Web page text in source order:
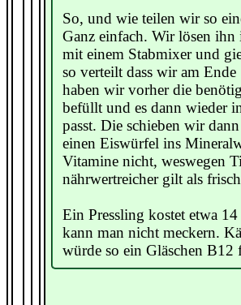
So, und wie teilen wir so
Ganz einfach. Wir lösen ihn
mit einem Stabmixer und
so verteilt dass wir am
haben wir vorher die
befüllt und es dann wieder
passt. Die schieben wir
einen Eiswürfel ins
Vitamine nicht, weswegen
nährwertreicher gilt als
Ein Pressling kostet etwa
kann man nicht meckern.
würde so ein Gläschen B12